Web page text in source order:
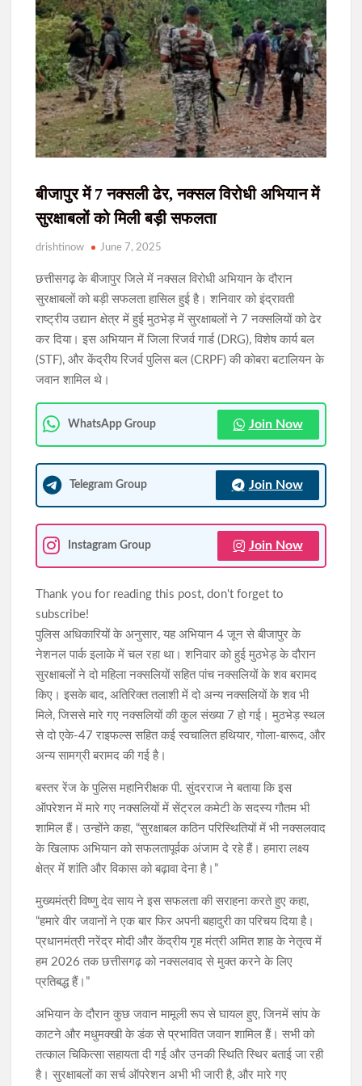
लिया जायजा
धनबाद : कुलपति को जमीन पर बैठाया, छात्रों ने घेरा विश्वविद्यालय; 11 सूत्री
मांगों पर लिखित आश्वासन के बाद थमा हंगामा
बारिश में ढही दीवार तो सामने आया पुराना राज, घड़े में मिले चांदी के सिक्के;
हजारीबाग के गांव में मची हलचल
ठगी का मामला
रांची में निकली भव्य तिरंगा यात्रा, मोरहाबादी से अल्बर्ट एक्का चौक तक गूंजा
राष्ट्रभक्ति का संदेश
JPSC-JSSC परीक्षा प्रणाली में सुधार को लेकर छात्रों का आंदोलन जारी,
आज फिर सरकार से होगी वार्ता
सिमडेगा में अतिक्रमण के खिलाफ चला अभियान, बस स्टैंड से महावीर चौक
तक हटाए गए अवैध कब्जे
JPSC-JSSC आंदोलन को जयराम महतो का समर्थन, पुराने विधानसभा परिसर
में बैठे निर्जला उपवास पर
हरियाणा की शराब लदा ट्रेलर रामगढ़ में जब्त, 1236 बोतलें बरामद
बीजापुर में 7 नक्सली ढेर, नक्सल विरोधी अभियान में
सुरक्षाबलों को मिली बड़ी सफलता
drishtinow June 7, 2025
छत्तीसगढ़ के बीजापुर जिले में नक्सल विरोधी अभियान के दौरान
सुरक्षाबलों को बड़ी सफलता हासिल हुई है। शनिवार को इंद्रावती
राष्ट्रीय उद्यान क्षेत्र में हुई मुठभेड़ में सुरक्षाबलों ने 7 नक्सलियों को ढेर
कर दिया। इस अभियान में जिला रिजर्व गार्ड (DRG), विशेष कार्य बल
(STF), और केंद्रीय रिजर्व पुलिस बल (CRPF) की कोबरा बटालियन के
जवान शामिल थे।
WhatsApp Group Join Now
Telegram Group Join Now
Instagram Group Join Now
Thank you for reading this post, don't forget to
subscribe!
पुलिस अधिकारियों के अनुसार, यह अभियान 4 जून से बीजापुर के
नेशनल पार्क इलाके में चल रहा था। शनिवार को हुई मुठभेड़ के दौरान
सुरक्षाबलों ने दो महिला नक्सलियों सहित पांच नक्सलियों के शव बरामद
किए। इसके बाद, अतिरिक्त तलाशी में दो अन्य नक्सलियों के शव भी
मिले, जिससे मारे गए नक्सलियों की कुल संख्या 7 हो गई। मुठभेड़ स्थल
से दो एके-47 राइफल्स सहित कई स्वचालित हथियार, गोला-बारूद, और
अन्य सामग्री बरामद की गई है।
बस्तर रेंज के पुलिस महानिरीक्षक पी. सुंदरराज ने बताया कि इस
ऑपरेशन में मारे गए नक्सलियों में सेंट्रल कमेटी के सदस्य गौतम भी
शामिल हैं। उन्होंने कहा, “सुरक्षाबल कठिन परिस्थितियों में भी नक्सलवाद
के खिलाफ अभियान को सफलतापूर्वक अंजाम दे रहे हैं। हमारा लक्ष्य
क्षेत्र में शांति और विकास को बढ़ावा देना है।”
मुख्यमंत्री विष्णु देव साय ने इस सफलता की सराहना करते हुए कहा,
“हमारे वीर जवानों ने एक बार फिर अपनी बहादुरी का परिचय दिया है।
प्रधानमंत्री नरेंद्र मोदी और केंद्रीय गृह मंत्री अमित शाह के नेतृत्व में
हम 2026 तक छत्तीसगढ़ को नक्सलवाद से मुक्त करने के लिए
प्रतिबद्ध हैं।”
अभियान के दौरान कुछ जवान मामूली रूप से घायल हुए, जिनमें सांप के
काटने और मधुमक्खी के डंक से प्रभावित जवान शामिल हैं। सभी को
तत्काल चिकित्सा सहायता दी गई और उनकी स्थिति स्थिर बताई जा रही
है। सुरक्षाबलों का सर्च ऑपरेशन अभी भी जारी है, और मारे गए